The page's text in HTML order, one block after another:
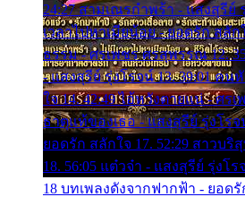
24:27 สามเณรกำพร้า - แสงสุรีย์
เวลาไปหาเมียน้อย - ยอดรัก สลัก
ธรรม - ศรเพชร ศรสุพรรณ 12.
- แสงสุรีย์ รุ่งโรจน์ 13. 39:01 ค
ใจ 14. 42:49 ไอ้หวังตายแน่ - ศร
ธาตุแท้ของเธอ - แสงสุรีย์ รุ่งโรจ
ยอดรัก สลักใจ 17. 52:29 สาวบ
18. 56:05 แต๋วจ๋า - แสงสุรีย์ รุ่งโร
18 บทเพลงดังจากฟากฟ้า - ยอด